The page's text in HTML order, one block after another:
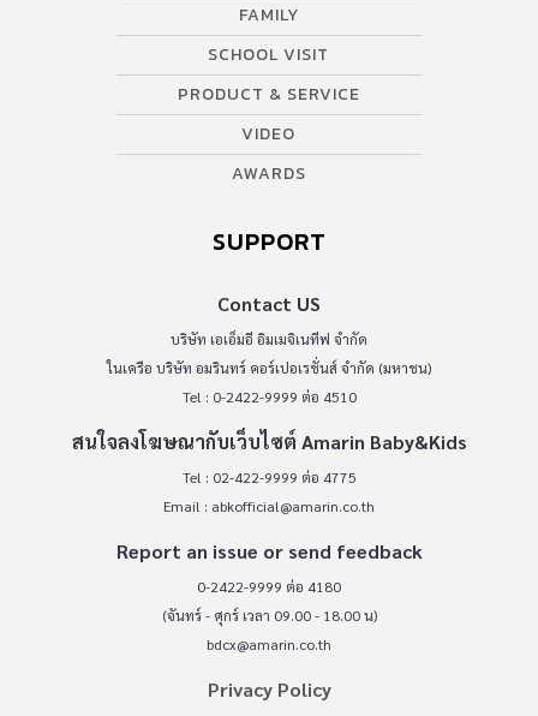
FAMILY
SCHOOL VISIT
PRODUCT & SERVICE
VIDEO
AWARDS
SUPPORT
Contact US
บริษัท เอเอ็มอี อิมเมจิเนทีฟ จำกัด
ในเครือ บริษัท อมรินทร์ คอร์เปอเรชั่นส์ จำกัด (มหาชน)
Tel : 0-2422-9999 ต่อ 4510
สนใจลงโฆษณากับเว็บไซต์ Amarin Baby&Kids
Tel : 02-422-9999 ต่อ 4775
Email : abkofficial@amarin.co.th
Report an issue or send feedback
0-2422-9999 ต่อ 4180
(จันทร์ - ศุกร์ เวลา 09.00 - 18.00 น)
bdcx@amarin.co.th
Privacy Policy